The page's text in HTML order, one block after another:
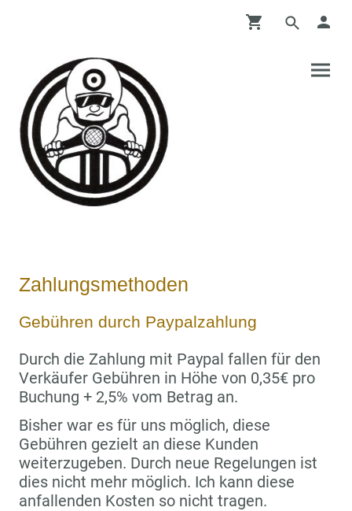
Zahlungsmethoden
Gebühren durch Paypalzahlung
Durch die Zahlung mit Paypal fallen für den
Verkäufer Gebühren in Höhe von 0,35€ pro
Buchung + 2,5% vom Betrag an.
Bisher war es für uns möglich, diese
Gebühren gezielt an diese Kunden
weiterzugeben. Durch neue Regelungen ist
dies nicht mehr möglich. Ich kann diese
anfallenden Kosten so nicht tragen.